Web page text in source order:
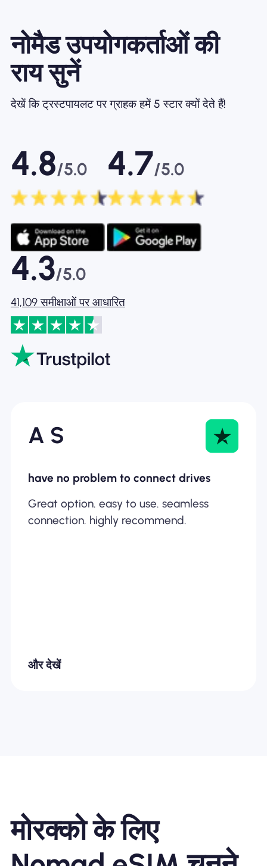
नोमैड उपयोगकर्ताओं की
राय सुनें
देखें कि ट्रस्टपायलट पर ग्राहक हमें 5 स्टार क्यों देते हैं!
4.8/5.0 4.7/5.0
4.3/5.0
41,109 समीक्षाओं पर आधारित
A S
have no problem to connect drives
Great option. easy to use. seamless
connection. highly recommend.
और देखें
मोरक्को के लिए